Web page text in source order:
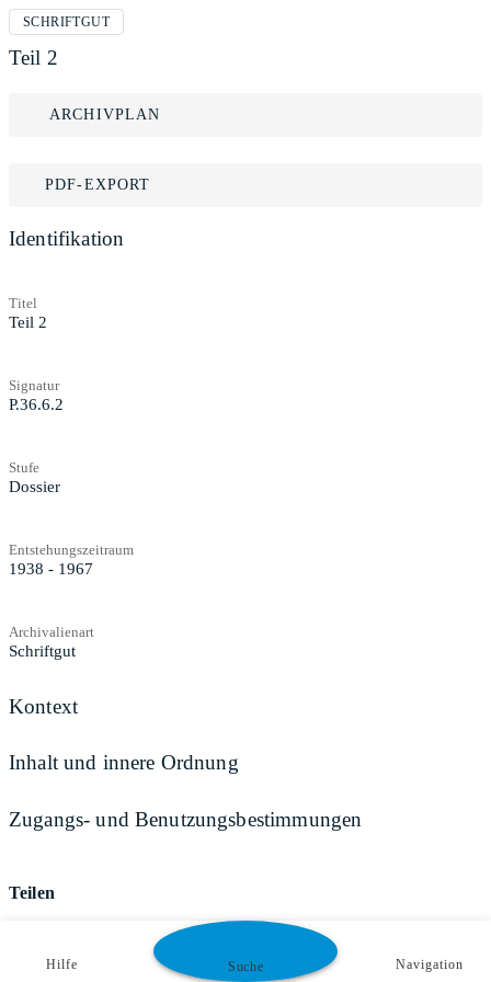
SCHRIFTGUT
Teil 2
ARCHIVPLAN
PDF-EXPORT
Identifikation
Titel
Teil 2
Signatur
P.36.6.2
Stufe
Dossier
Entstehungszeitraum
1938 - 1967
Archivalienart
Schriftgut
Kontext
Inhalt und innere Ordnung
Zugangs- und Benutzungsbestimmungen
Teilen
Hilfe Suche Navigation